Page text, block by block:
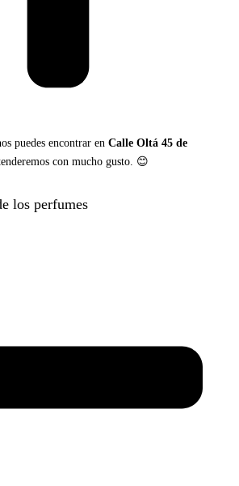
puedes encontrar en Calle Oltá 45 de
con mucho gusto. 😊
los perfumes